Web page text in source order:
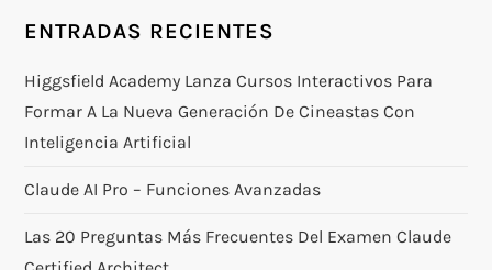
ENTRADAS RECIENTES
Higgsfield Academy Lanza Cursos Interactivos Para
Formar A La Nueva Generación De Cineastas Con
Inteligencia Artificial
Claude AI Pro – Funciones Avanzadas
Las 20 Preguntas Más Frecuentes Del Examen Claude